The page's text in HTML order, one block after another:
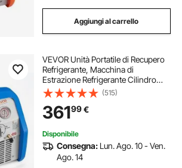
Aggiungi al carrello
VEVOR Unità Portatile di Recupero
Refrigerante, Macchina di
Estrazione Refrigerante Cilindro
Singolo 0,75 CV per Liquidi Gassosi
1450 giri/min, Sistema di
Climatizzazione HVAC
Automobilistici
(515)
36199€
Disponibile
Consegna: Lun. Ago. 10 - Ven.
Ago. 14